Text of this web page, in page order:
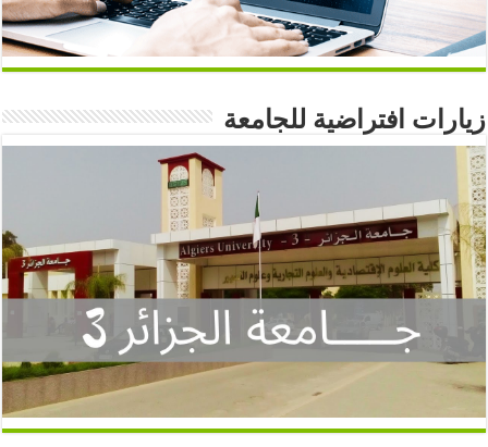
زيارات افتراضية للجامعة